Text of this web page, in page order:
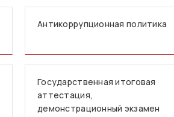
Антикоррупционная политика
Государственная итоговая
аттестация,
демонстрационный экзамен